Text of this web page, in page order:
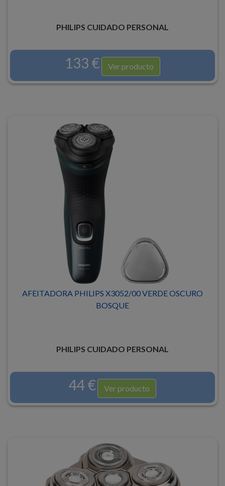
PHILIPS CUIDADO PERSONAL
133 € Ver producto
AFEITADORA PHILIPS X3052/00 VERDE OSCURO
BOSQUE
PHILIPS CUIDADO PERSONAL
44 € Ver producto